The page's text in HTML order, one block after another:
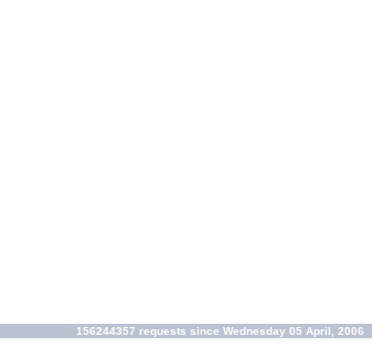
156244357 requests since Wednesday 05 April, 2006